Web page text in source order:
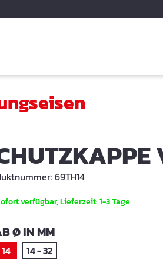
69TH14
verfügbar, Lieferzeit: 1-3 Tage
Ø IN MMAUSWÄHLEN
14 - 32